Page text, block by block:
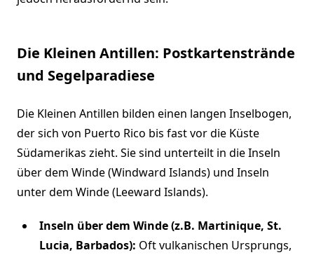
Die Kleinen Antillen: Postkartenstrände
und Segelparadiese
Die Kleinen Antillen bilden einen langen Inselbogen,
der sich von Puerto Rico bis fast vor die Küste
Südamerikas zieht. Sie sind unterteilt in die Inseln
über dem Winde (Windward Islands) und Inseln
unter dem Winde (Leeward Islands).
Inseln über dem Winde (z.B. Martinique, St.
Lucia, Barbados): Oft vulkanischen Ursprungs,